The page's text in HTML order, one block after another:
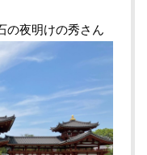
の夜明けの秀さん